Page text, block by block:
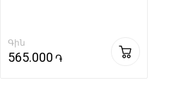
Գին
565.000 ֏